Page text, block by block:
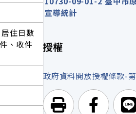
住日數
、收件
宣導統計
授權
政府資料開放授權條款-